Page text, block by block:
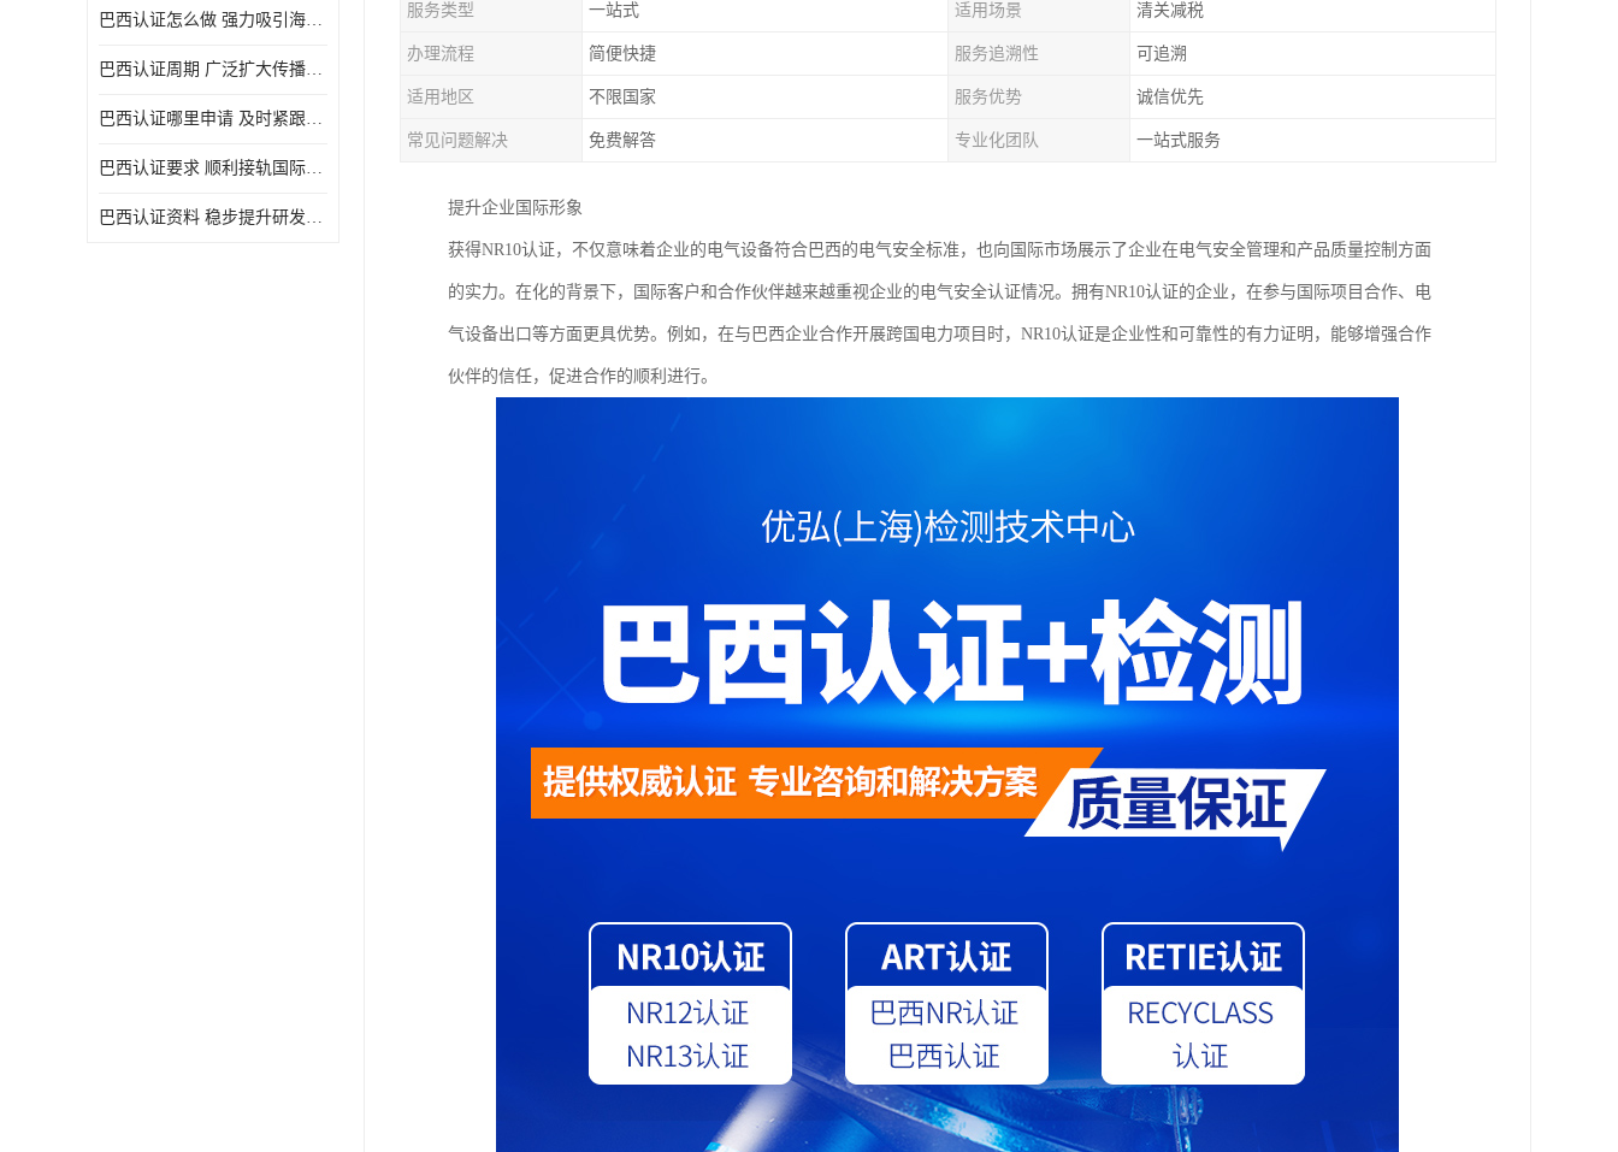
巴西认证怎么做 强力吸引海外投资
巴西认证周期 广泛扩大传播范围
巴西认证哪里申请 及时紧跟法规变化
巴西认证要求 顺利接轨国际规范
巴西认证资料 稳步提升研发能力
服务类型 一站式 适用场景 清关减税
办理流程 简便快捷 服务追溯性 可追溯
适用地区 不限国家 服务优势 诚信优先
常见问题解决 免费解答 专业化团队 一站式服务
提升企业国际形象
获得NR10认证，不仅意味着企业的电气设备符合巴西的电气安全标准，也向国际市场展示了企业在电气安全管理和产品质量控制方面
的实力。在化的背景下，国际客户和合作伙伴越来越重视企业的电气安全认证情况。拥有NR10认证的企业，在参与国际项目合作、电
气设备出口等方面更具优势。例如，在与巴西企业合作开展跨国电力项目时，NR10认证是企业性和可靠性的有力证明，能够增强合作
伙伴的信任，促进合作的顺利进行。